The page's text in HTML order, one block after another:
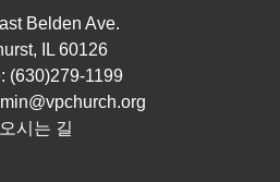
Belden Ave.
IL 60126
(630)279-1199
오시는 길